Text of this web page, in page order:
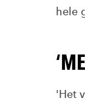
hele
'Het